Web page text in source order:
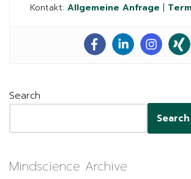
Kontakt: Allgemeine Anfrage |
Search
Search
Mindscience Archive